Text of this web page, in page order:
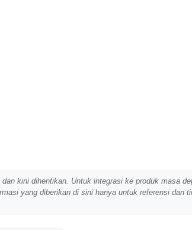
kini dihentikan. Untuk integrasi ke produk masa
yang diberikan di sini hanya untuk referensi dan